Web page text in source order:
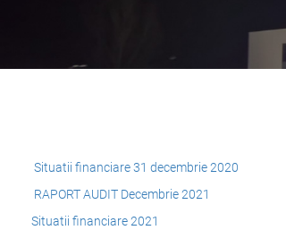
Situatii financiare 31 decembrie 2020
RAPORT AUDIT Decembrie 2021
Situatii financiare 2021